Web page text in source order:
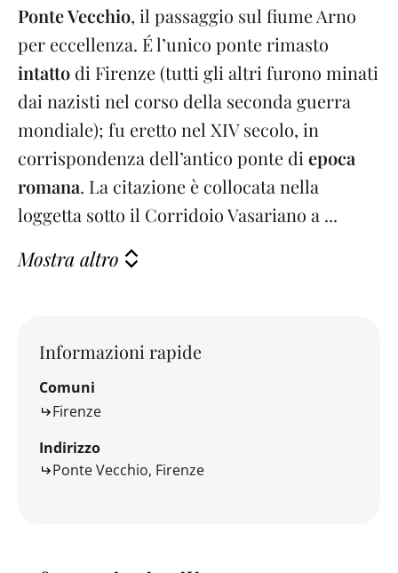
Ponte Vecchio, il passaggio sul fiume Arno
per eccellenza. É l’unico ponte rimasto
intatto di Firenze (tutti gli altri furono minati
dai nazisti nel corso della seconda guerra
mondiale); fu eretto nel XIV secolo, in
corrispondenza dell’antico ponte di epoca
romana. La citazione è collocata nella
loggetta sotto il Corridoio Vasariano a ...
Mostra altro
Informazioni rapide
Comuni
Firenze
Indirizzo
Ponte Vecchio, Firenze